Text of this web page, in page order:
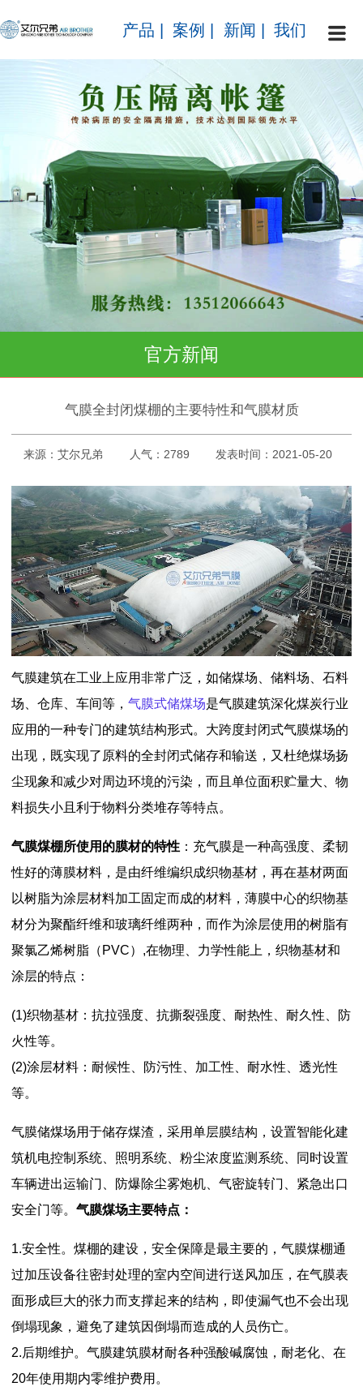
产品 案例 新闻 我们
官方新闻
气膜全封闭煤棚的主要特性和气膜材质
来源：艾尔兄弟 人气：2789 发表时间：2021-05-20
气膜建筑在工业上应用非常广泛，如储煤场、储料场、石料
场、仓库、车间等， 气膜式储煤场是气膜建筑深化煤炭行业
应用的一种专门的建筑结构形式。大跨度封闭式气膜煤场的
出现，既实现了原料的全封闭式储存和输送，又杜绝煤场扬
尘现象和减少对周边环境的污染，而且单位面积贮量大、物
料损失小且利于物料分类堆存等特点。
气膜煤棚所使用的膜材的特性 ：充气膜是一种高强度、柔韧
性好的薄膜材料，是由纤维编织成织物基材，再在基材两面
以树脂为涂层材料加工固定而成的材料，薄膜中心的织物基
材分为聚酯纤维和玻璃纤维两种，而作为涂层使用的树脂有
聚氯乙烯树脂（PVC）,在物理、力学性能上，织物基材和
涂层的特点：
(1)织物基材：抗拉强度、抗撕裂强度、耐热性、耐久性、防
火性等。
(2)涂层材料：耐候性、防污性、加工性、耐水性、透光性
等。
气膜储煤场用于储存煤渣，采用单层膜结构，设置智能化建
筑机电控制系统、照明系统、粉尘浓度监测系统、同时设置
车辆进出运输门、防爆除尘雾炮机、气密旋转门、紧急出口
安全门等。 气膜煤场主要特点：
1.安全性。煤棚的建设，安全保障是最主要的，气膜煤棚通
过加压设备往密封处理的室内空间进行送风加压，在气膜表
面形成巨大的张力而支撑起来的结构，即使漏气也不会出现
倒塌现象，避免了建筑因倒塌而造成的人员伤亡。
2.后期维护。气膜建筑膜材耐各种强酸碱腐蚀，耐老化、在
20年使用期内零维护费用。